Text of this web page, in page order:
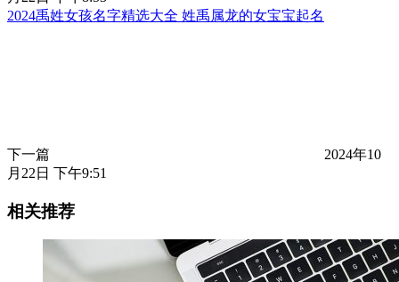
2024禹姓女孩名字精选大全 姓禹属龙的女宝宝起名
下一篇
2024年10
月22日 下午9:51
相关推荐